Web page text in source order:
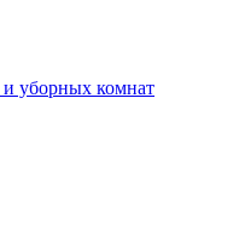
уборных комнат